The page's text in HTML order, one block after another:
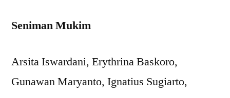
Seniman Mukim
Arsita Iswardani, Erythrina Baskoro,
Gunawan Maryanto, Ignatius Sugiarto,